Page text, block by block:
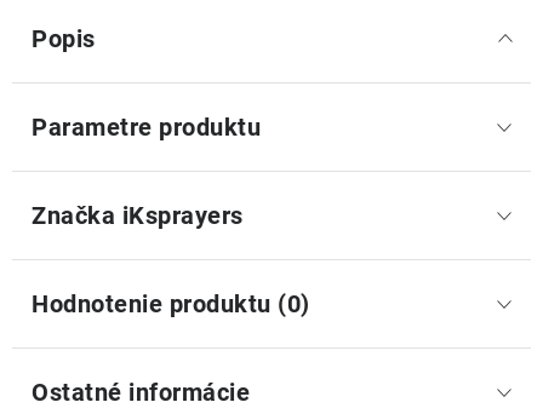
Popis
Parametre produktu
Značka iKsprayers
Hodnotenie produktu (0)
Ostatné informácie